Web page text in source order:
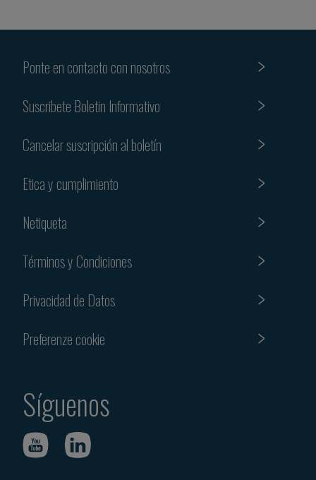
Ponte en contacto con nosotros
Suscribete Boletin Informativo
Cancelar suscripción al boletín
Etica y cumplimiento
Netiqueta
Términos y Condiciones
Privacidad de Datos
Preferenze cookie
Síguenos